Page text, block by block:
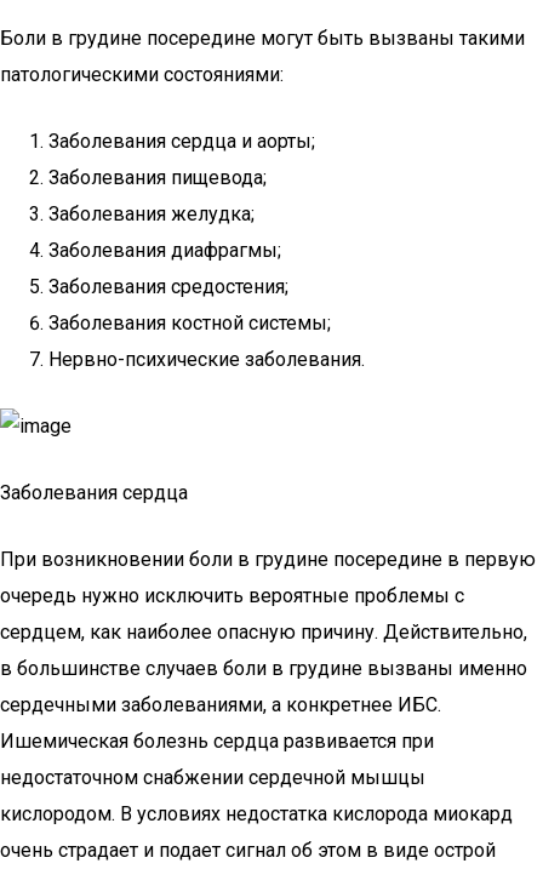
Боли в грудине посередине могут быть вызваны такими
патологическими состояниями:
Заболевания сердца и аорты;
Заболевания пищевода;
Заболевания желудка;
Заболевания диафрагмы;
Заболевания средостения;
Заболевания костной системы;
Нервно-психические заболевания.
Заболевания сердца
При возникновении боли в грудине посередине в первую
очередь нужно исключить вероятные проблемы с
сердцем, как наиболее опасную причину. Действительно,
в большинстве случаев боли в грудине вызваны именно
сердечными заболеваниями, а конкретнее ИБС.
Ишемическая болезнь сердца развивается при
недостаточном снабжении сердечной мышцы
кислородом. В условиях недостатка кислорода миокард
очень страдает и подает сигнал об этом в виде острой